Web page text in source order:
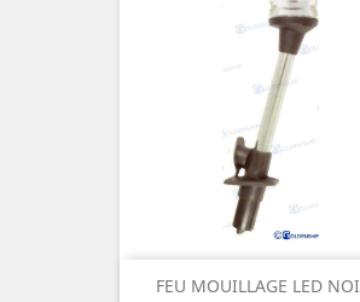
FEU MOUILLAGE LED